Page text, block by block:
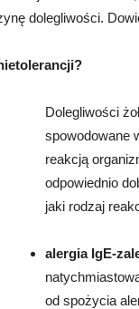
dolegliwości.
Dolegliwości
spowodowane
reakcją
odpowiednio
jaki rodzaj
alergia IgE-
od spożycia